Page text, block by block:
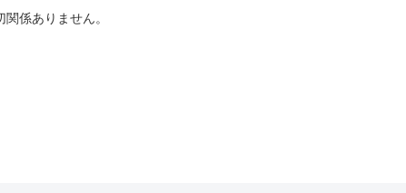
係ありません。